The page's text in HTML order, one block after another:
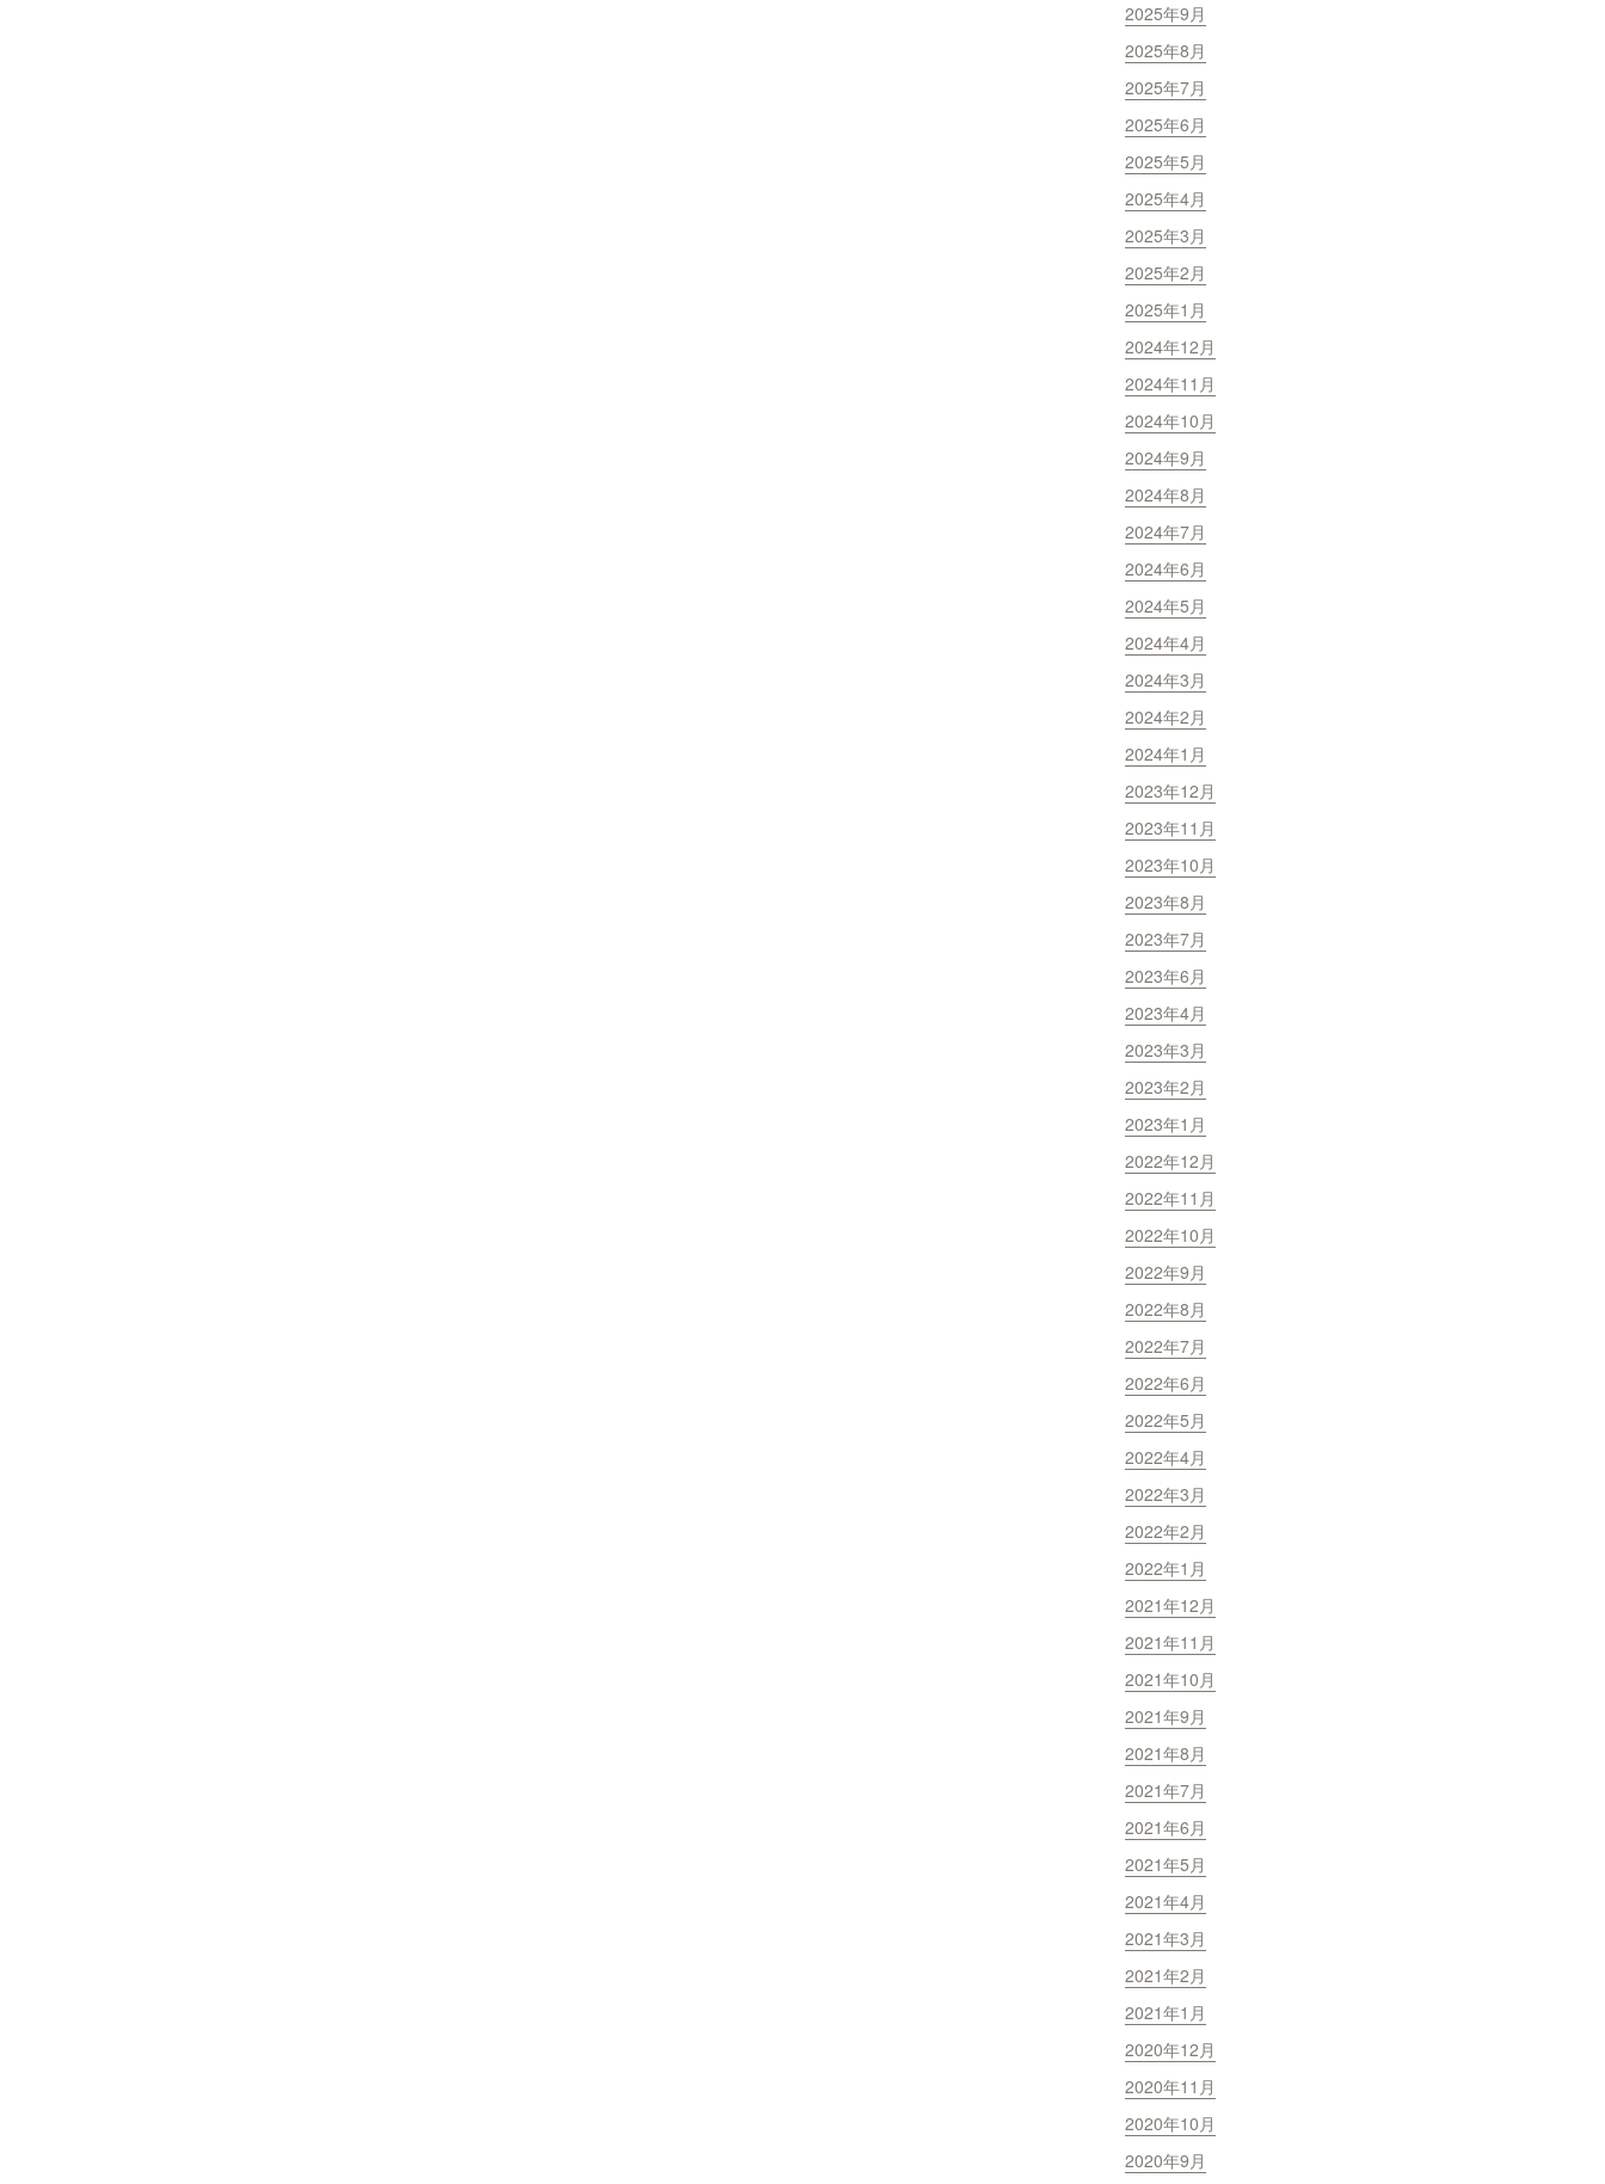
2025年9月
2025年8月
2025年7月
2025年6月
2025年5月
2025年4月
2025年3月
2025年2月
2025年1月
2024年12月
2024年11月
2024年10月
2024年9月
2024年8月
2024年7月
2024年6月
2024年5月
2024年4月
2024年3月
2024年2月
2024年1月
2023年12月
2023年11月
2023年10月
2023年8月
2023年7月
2023年6月
2023年4月
2023年3月
2023年2月
2023年1月
2022年12月
2022年11月
2022年10月
2022年9月
2022年8月
2022年7月
2022年6月
2022年5月
2022年4月
2022年3月
2022年2月
2022年1月
2021年12月
2021年11月
2021年10月
2021年9月
2021年8月
2021年7月
2021年6月
2021年5月
2021年4月
2021年3月
2021年2月
2021年1月
2020年12月
2020年11月
2020年10月
2020年9月